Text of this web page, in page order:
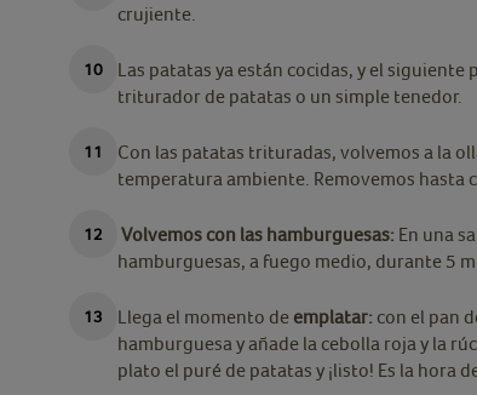
crujiente.
Las patatas ya están cocidas, y el
triturador de patatas o un simple tenedor.
Con las patatas trituradas, volvemos a la
temperatura ambiente. Removemos hasta
Volvemos con las hamburguesas: En una
hamburguesas, a fuego medio, durante 5
Llega el momento de emplatar: con el pan
hamburguesa y añade la cebolla roja y la
plato el puré de patatas y ¡listo! Es la hora